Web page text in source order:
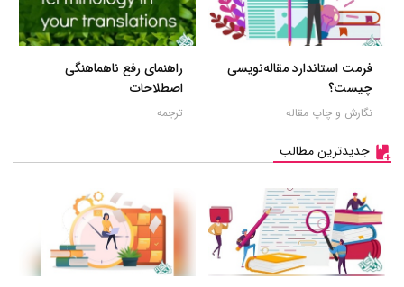
فرمت استاندارد مقاله‌نویسی
چیست؟
نگارش و چاپ مقاله
راهنمای رفع ناهماهنگی
اصطلاحات
ترجمه
جدیدترین مطالب